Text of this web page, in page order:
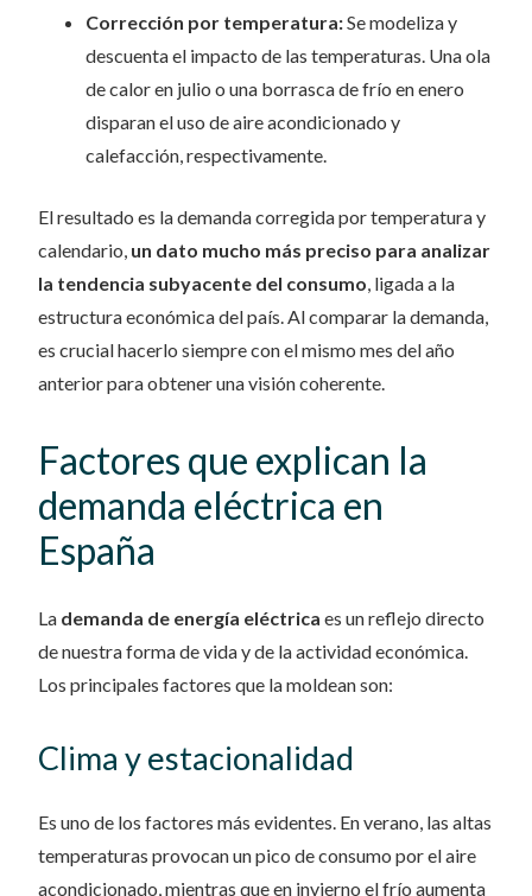
Corrección por temperatura:Se modeliza y
descuenta el impacto de las temperaturas. Una ola
de calor en julio o una borrasca de frío en enero
disparan el uso de aire acondicionado y
calefacción, respectivamente.
El resultado es la demanda corregida por temperatura y
calendario, un dato mucho más preciso para analizar
la tendencia subyacente del consumo, ligada a la
estructura económica del país. Al comparar la demanda,
es crucial hacerlo siempre con el mismo mes del año
anterior para obtener una visión coherente.
Factores que explican la
demanda eléctrica en
España
La demanda de energía eléctrica es un reflejo directo
de nuestra forma de vida y de la actividad económica.
Los principales factores que la moldean son:
Clima y estacionalidad
Es uno de los factores más evidentes. En verano, las altas
temperaturas provocan un pico de consumo por el aire
acondicionado, mientras que en invierno el frío aumenta